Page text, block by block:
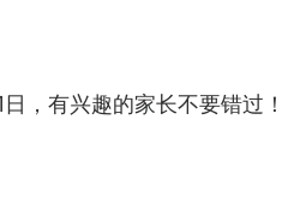
，有兴趣的家长不要错过！